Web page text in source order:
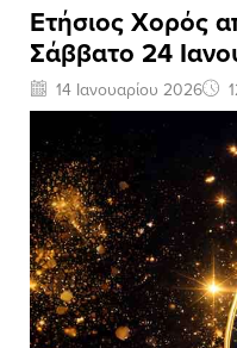
Ετήσιος Χορός
Σάββατο 24
14 Ιανουαρίου 2026